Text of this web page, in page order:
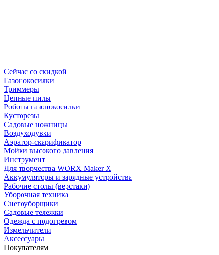
Сейчас со скидкой
Газонокосилки
Триммеры
Цепные пилы
Роботы газонокосилки
Кусторезы
Садовые ножницы
Воздуходувки
Аэратор-скарификатор
Мойки высокого давления
Инструмент
Для творчества WORX Maker X
Аккумуляторы и зарядные устройства
Рабочие столы (верстаки)
Уборочная техника
Снегоуборщики
Садовые тележки
Одежда с подогревом
Измельчители
Аксессуары
Покупателям